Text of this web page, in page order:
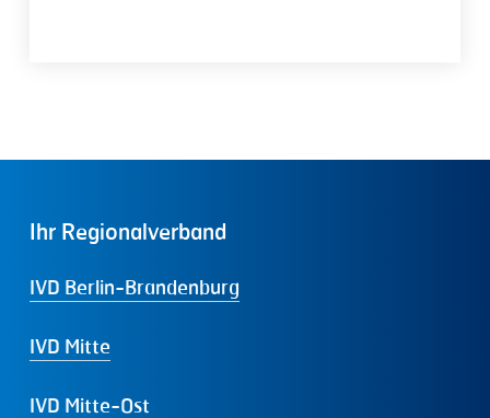
Ihr Regionalverband
IVD Berlin-Brandenburg
IVD Mitte
IVD Mitte-Ost